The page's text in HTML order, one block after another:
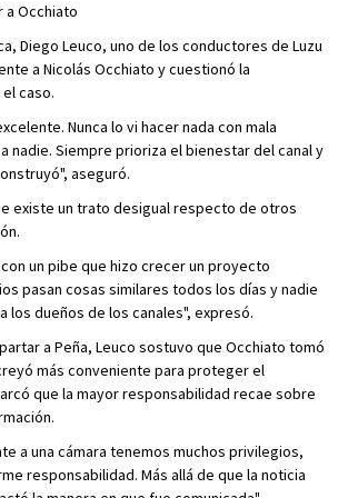
a Occhiato
Diego Leuco, uno de los conductores de Luzu
a Nicolás Occhiato y cuestionó la
caso.
Nunca lo vi hacer nada con mala
nadie. Siempre prioriza el bienestar del canal y
aseguró.
existe un trato desigual respecto de otros
un pibe que hizo crecer un proyecto
pasan cosas similares todos los días y nadie
los dueños de los canales", expresó.
a Peña, Leuco sostuvo que Occhiato tomó
más conveniente para proteger el
que la mayor responsabilidad recae sobre
a una cámara tenemos muchos privilegios,
responsabilidad. Más allá de que la noticia